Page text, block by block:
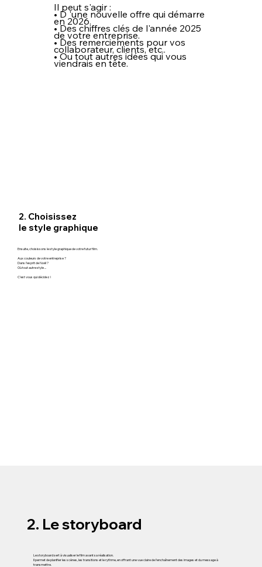
Il peut s'agir :
• D 'une nouvelle offre qui démarre
en 2026.
• Des chiffres clés de l'année 2025
de votre entreprise.
• Des remerciements pour vos
collaborateur, clients, etc..
• Ou tout autres idées qui vous
viendrais en tête.
2. Choisissez
le style graphique
Ensuite, choisissons le style graphique de votre futur film.
Aux couleurs de votre entreprise ?
Dans l’esprit de Noël ?
Où tout autre style ...
C’est vous qui décidez !
2. Le storyboard
Le storyboard sert à visualiser le film avant sa réalisation.
Il permet de planifier les scènes, les transitions et le rythme, en offrant une vue claire de l’enchaînement des images et du message à
transmettre.